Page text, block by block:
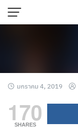
Skip
มกราคม 4, 2019
170
SHARES